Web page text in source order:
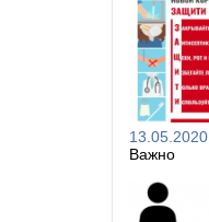
13.05.2020
Важно